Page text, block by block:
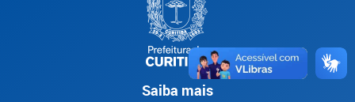
Saiba mais